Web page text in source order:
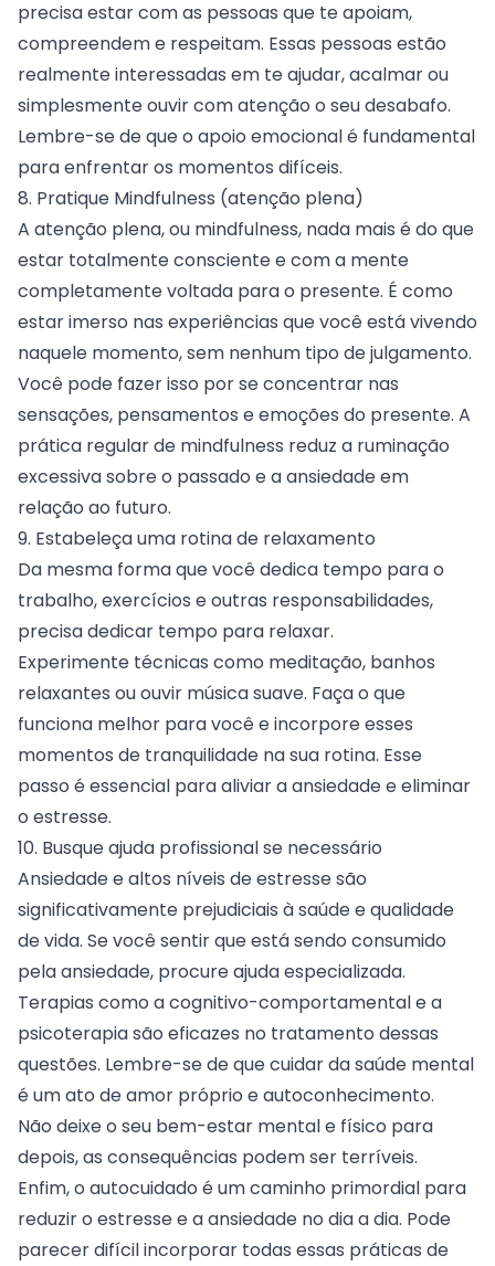
precisa estar com as pessoas que te apoiam,
compreendem e respeitam. Essas pessoas estão
realmente interessadas em te ajudar, acalmar ou
simplesmente ouvir com atenção o seu desabafo.
Lembre-se de que o apoio emocional é fundamental
para enfrentar os momentos difíceis.
8. Pratique Mindfulness (atenção plena)
A atenção plena, ou mindfulness, nada mais é do que
estar totalmente consciente e com a mente
completamente voltada para o presente. É como
estar imerso nas experiências que você está vivendo
naquele momento, sem nenhum tipo de julgamento.
Você pode fazer isso por se concentrar nas
sensações, pensamentos e emoções do presente. A
prática regular de mindfulness reduz a ruminação
excessiva sobre o passado e a ansiedade em
relação ao futuro.
9. Estabeleça uma rotina de relaxamento
Da mesma forma que você dedica tempo para o
trabalho, exercícios e outras responsabilidades,
precisa dedicar tempo para relaxar.
Experimente técnicas como meditação, banhos
relaxantes ou ouvir música suave. Faça o que
funciona melhor para você e incorpore esses
momentos de tranquilidade na sua rotina. Esse
passo é essencial para aliviar a ansiedade e eliminar
o estresse.
10. Busque ajuda profissional se necessário
Ansiedade e altos níveis de estresse são
significativamente prejudiciais à saúde e qualidade
de vida. Se você sentir que está sendo consumido
pela ansiedade, procure ajuda especializada.
Terapias como a cognitivo-comportamental e a
psicoterapia são eficazes no tratamento dessas
questões. Lembre-se de que cuidar da saúde mental
é um ato de amor próprio e autoconhecimento.
Não deixe o seu bem-estar mental e físico para
depois, as consequências podem ser terríveis.
Enfim, o autocuidado é um caminho primordial para
reduzir o estresse e a ansiedade no dia a dia. Pode
parecer difícil incorporar todas essas práticas de